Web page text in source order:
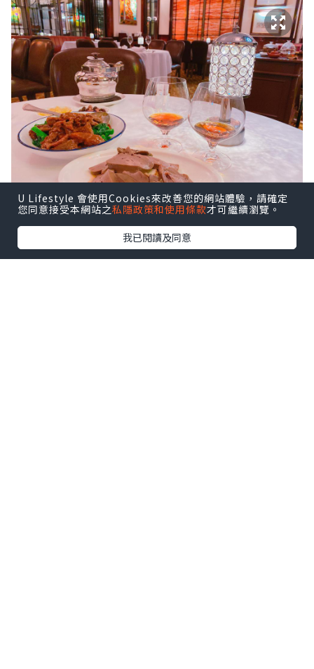
U Lifestyle 會使用Cookies來改善您的網站體驗，請確定
您同意接受本網站之私隱政策和使用條款才可繼續瀏覽。
我已閱讀及同意